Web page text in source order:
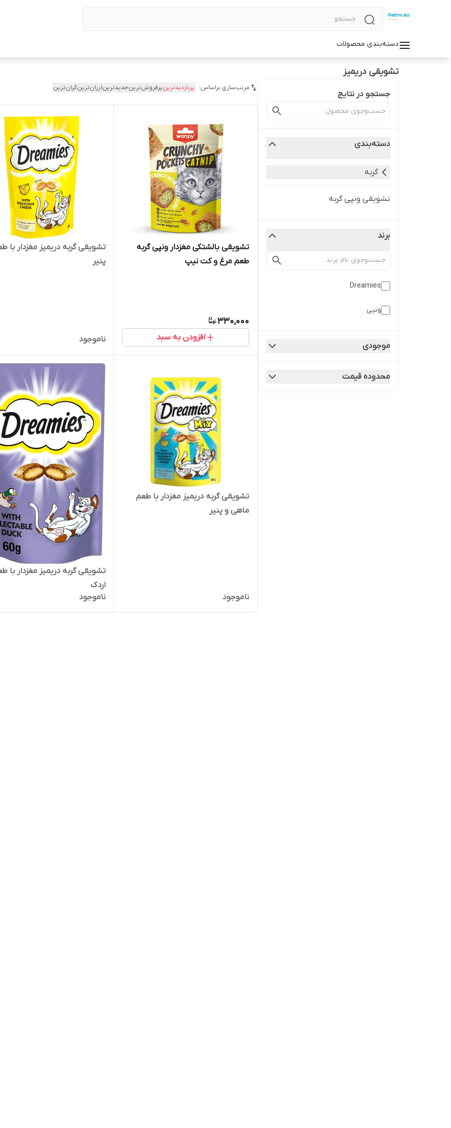
دسته‌بندی محصولات
تشویقی دریمیز
جستجو در نتایج
دسته‌بندی
گربه
تشویقی ونپی گربه
برند
Dreamies
ونپی
موجودی
محدوده قیمت
مرتب‌سازی براساس: پربازدیدترینپرفروش‌ترینجدیدترینارزان‌ترینگران‌ترین
تشویقی بالشتکی مغزدار ونپی گربه
طعم مرغ و کت نیپ
330,000
افزودن به سبد
تشویقی گربه دریمیز مغزدار با
پنیر
ناموجود
تشویقی گربه دریمیز مغزدار با طعم
ماهی و پنیر
ناموجود
تشویقی گربه دریمیز مغزدار با
اردک
ناموجود